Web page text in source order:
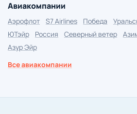
Авиакомпании
Аэрофлот S7 Airlines Победа
ЮТэйр
Россия Северный ветер
Азур Эйр
Все авиакомпании